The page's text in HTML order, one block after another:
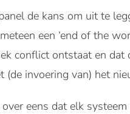
de kans om uit te
een ‘end of the
conflict ontstaat en
(de invoering van) het
eens dat elk